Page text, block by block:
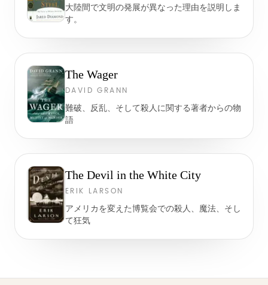
大陸間で文明の発展が異なった理由を説明しま
す。
The Wager
DAVID GRANN
難破、反乱、そして殺人に関する著者からの物
語
The Devil in the White City
ERIK LARSON
アメリカを変えた博覧会での殺人、魔法、そし
て狂気